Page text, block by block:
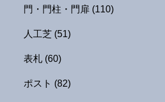
門・門柱・門扉 (110)
人工芝 (51)
表札 (60)
ポスト (82)